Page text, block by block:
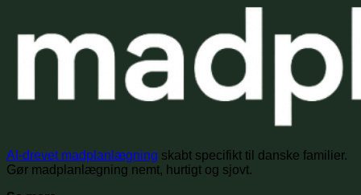
AI-drevet madplanlægning skabt specifikt til danske familier.
Gør madplanlægning nemt, hurtigt og sjovt.